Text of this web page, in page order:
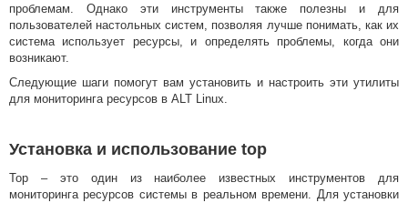
проблемам. Однако эти инструменты также полезны и для
пользователей настольных систем, позволяя лучше понимать, как их
система использует ресурсы, и определять проблемы, когда они
возникают.
Следующие шаги помогут вам установить и настроить эти утилиты
для мониторинга ресурсов в ALT Linux.
Установка и использование top
Top – это один из наиболее известных инструментов для
мониторинга ресурсов системы в реальном времени. Для установки